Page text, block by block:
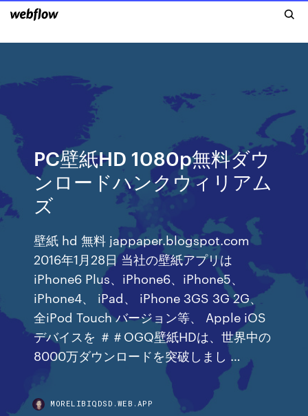
PC壁紙HD 1080p無料ダウ
ンロードハンクウィリアム
ズ
壁紙 hd 無料 jappaper.blogspot.com
2016年1月28日 当社の壁紙アプリは
iPhone6 Plus、iPhone6、iPhone5、
iPhone4、 iPad、 iPhone 3GS 3G 2G、
全iPod Touch バージョン等、 Apple iOS
デバイスを ＃＃OGQ壁紙HDは、世界中の
8000万ダウンロードを突破しまし …
MORELIBIQDSD.WEB.APP